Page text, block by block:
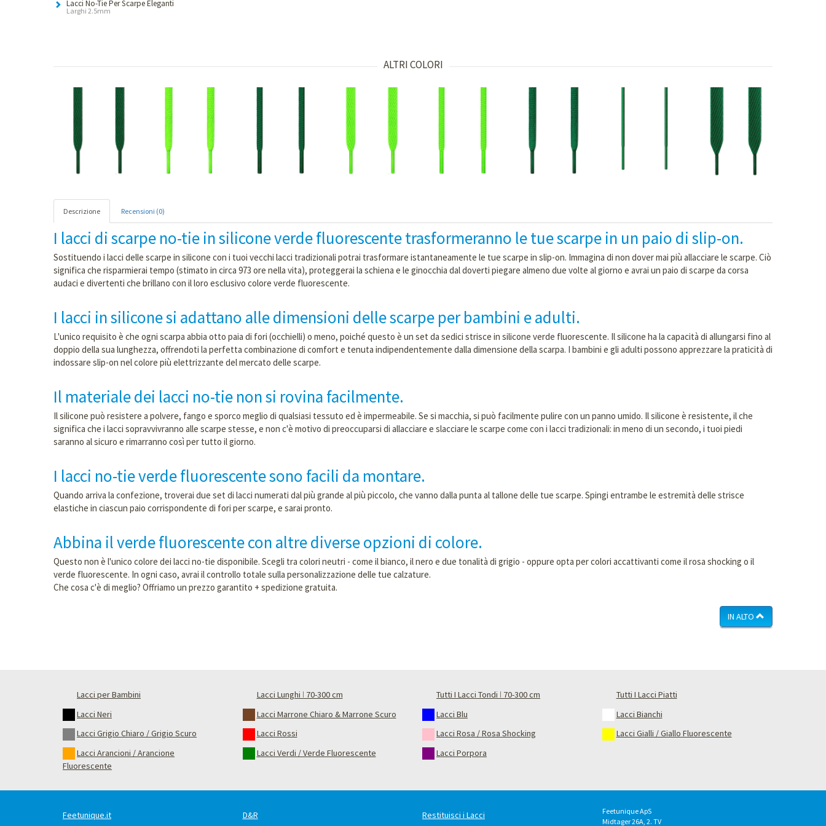
Lacci No-Tie Per Scarpe Eleganti
Larghi 2.5mm
ALTRI COLORI
Descrizione Recensioni (0)
I lacci di scarpe no-tie in silicone verde fluorescente trasformeranno le tue scarpe in un paio di slip-on.
Sostituendo i lacci delle scarpe in silicone con i tuoi vecchi lacci tradizionali potrai trasformare istantaneamente le tue scarpe in slip-on. Immagina di non dover mai più allacciare le scarpe. Ciò
significa che risparmierai tempo (stimato in circa 973 ore nella vita), proteggerai la schiena e le ginocchia dal doverti piegare almeno due volte al giorno e avrai un paio di scarpe da corsa
audaci e divertenti che brillano con il loro esclusivo colore verde fluorescente.
I lacci in silicone si adattano alle dimensioni delle scarpe per bambini e adulti.
L'unico requisito è che ogni scarpa abbia otto paia di fori (occhielli) o meno, poiché questo è un set da sedici strisce in silicone verde fluorescente. Il silicone ha la capacità di allungarsi fino al
doppio della sua lunghezza, offrendoti la perfetta combinazione di comfort e tenuta indipendentemente dalla dimensione della scarpa. I bambini e gli adulti possono apprezzare la praticità di
indossare slip-on nel colore più elettrizzante del mercato delle scarpe.
Il materiale dei lacci no-tie non si rovina facilmente.
Il silicone può resistere a polvere, fango e sporco meglio di qualsiasi tessuto ed è impermeabile. Se si macchia, si può facilmente pulire con un panno umido. Il silicone è resistente, il che
significa che i lacci sopravvivranno alle scarpe stesse, e non c'è motivo di preoccuparsi di allacciare e slacciare le scarpe come con i lacci tradizionali: in meno di un secondo, i tuoi piedi
saranno al sicuro e rimarranno così per tutto il giorno.
I lacci no-tie verde fluorescente sono facili da montare.
Quando arriva la confezione, troverai due set di lacci numerati dal più grande al più piccolo, che vanno dalla punta al tallone delle tue scarpe. Spingi entrambe le estremità delle strisce
elastiche in ciascun paio corrispondente di fori per scarpe, e sarai pronto.
Abbina il verde fluorescente con altre diverse opzioni di colore.
Questo non è l'unico colore dei lacci no-tie disponibile. Scegli tra colori neutri - come il bianco, il nero e due tonalità di grigio - oppure opta per colori accattivanti come il rosa shocking o il
verde fluorescente. In ogni caso, avrai il controllo totale sulla personalizzazione delle tue calzature.
Che cosa c'è di meglio? Offriamo un prezzo garantito + spedizione gratuita.
IN ALTO
Lacci per Bambini Lacci Lunghi ǀ 70-300 cm Tutti I Lacci Tondi ǀ 70-300 cm
Tutti I Lacci Piatti
Lacci Neri
Lacci Marrone Chiaro & Marrone Scuro Lacci Blu
Lacci Bianchi
Lacci Grigio Chiaro / Grigio Scuro
Lacci Rossi Lacci Rosa / Rosa Shocking
Lacci Gialli / Giallo Fluorescente
Lacci Arancioni / Arancione
Fluorescente
Lacci Verdi / Verde Fluorescente Lacci Porpora
Feetunique.it D&R Restituisci i Lacci
Feetunique ApS
Midtager 26A, 2. TV